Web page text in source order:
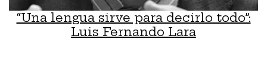
“Una lengua sirve para decirlo todo”:
Luis Fernando Lara